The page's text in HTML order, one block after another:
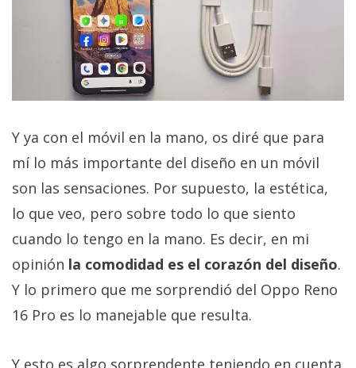
Y ya con el móvil en la mano, os diré que para
mí lo más importante del diseño en un móvil
son las sensaciones. Por supuesto, la estética,
lo que veo, pero sobre todo lo que siento
cuando lo tengo en la mano. Es decir, en mi
opinión la comodidad es el corazón del diseño.
Y lo primero que me sorprendió del Oppo Reno
16 Pro es lo manejable que resulta.
Y esto es algo sorprendente teniendo en cuenta